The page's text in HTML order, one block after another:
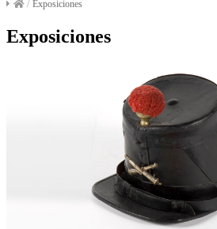
/ Exposiciones
Exposiciones